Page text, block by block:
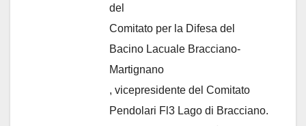
del
Comitato per la Difesa del
Bacino Lacuale Bracciano-
Martignano
, vicepresidente del Comitato
Pendolari Fl3 Lago di Bracciano.